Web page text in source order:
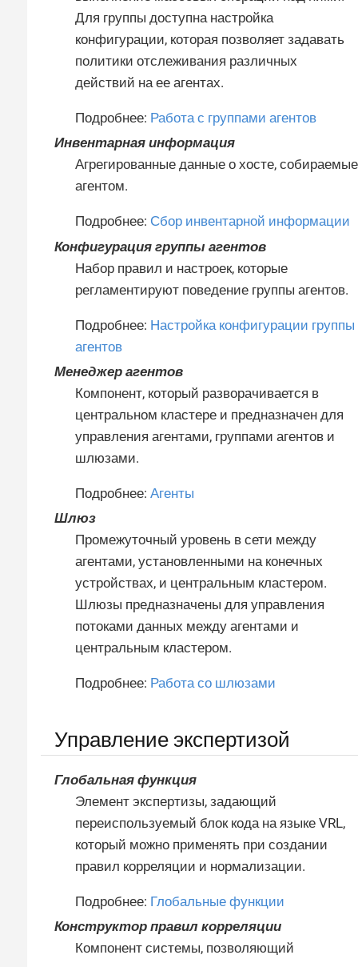
Для группы доступна настройка
конфигурации, которая позволяет задавать
политики отслеживания различных
действий на ее агентах.
Подробнее: Работа с группами агентов
Инвентарная информация
Агрегированные данные о хосте, собираемые
агентом.
Подробнее: Сбор инвентарной информации
Конфигурация группы агентов
Набор правил и настроек, которые
регламентируют поведение группы агентов.
Подробнее: Настройка конфигурации группы
агентов
Менеджер агентов
Компонент, который разворачивается в
центральном кластере и предназначен для
управления агентами, группами агентов и
шлюзами.
Подробнее: Агенты
Шлюз
Промежуточный уровень в сети между
агентами, установленными на конечных
устройствах, и центральным кластером.
Шлюзы предназначены для управления
потоками данных между агентами и
центральным кластером.
Подробнее: Работа со шлюзами
Управление экспертизой
Глобальная функция
Элемент экспертизы, задающий
переиспользуемый блок кода на языке VRL,
который можно применять при создании
правил корреляции и нормализации.
Подробнее: Глобальные функции
Конструктор правил корреляции
Компонент системы, позволяющий